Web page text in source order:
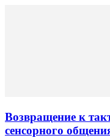
Возвращение к
сенсорного